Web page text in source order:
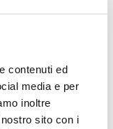
contenuti ed
media e per
inoltre
sito con i